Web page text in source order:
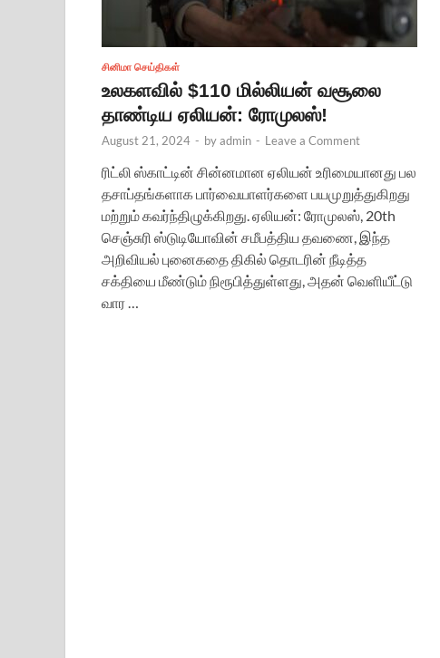
சினிமா செய்திகள்
உலகளவில் $110 மில்லியன் வசூலை
தாண்டிய ஏலியன்: ரோமுலஸ்!
August 21, 2024 - byadmin - Leave a Comment
ரிட்லி ஸ்காட்டின் சின்னமான ஏலியன் உரிமையானது பல
தசாப்தங்களாக பார்வையாளர்களை பயமுறுத்துகிறது
மற்றும் கவர்ந்திழுக்கிறது. ஏலியன்: ரோமுலஸ், 20th
செஞ்சுரி ஸ்டுடியோவின் சமீபத்திய தவணை, இந்த
அறிவியல் புனைகதை திகில் தொடரின் நீடித்த
சக்தியை மீண்டும் நிரூபித்துள்ளது, அதன் வெளியீட்டு
வார …